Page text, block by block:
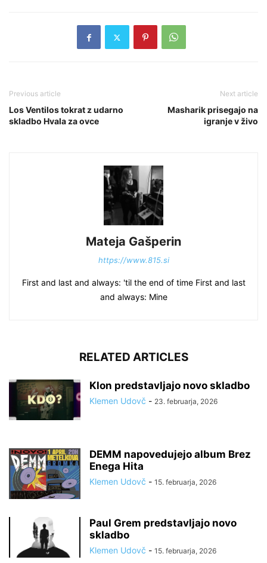
Previous article
Los Ventilos tokrat z udarno
skladbo Hvala za ovce
Next article
Masharik prisegajo na
igranje v živo
Mateja Gašperin
https://www.815.si
First and last and always: 'til the end of time First and last
and always: Mine
RELATED ARTICLES
Klon predstavljajo novo skladbo
Klemen Udovč - 23. februarja, 2026
DEMM napovedujejo album Brez
Enega Hita
Klemen Udovč - 15. februarja, 2026
Paul Grem predstavljajo novo
skladbo
Klemen Udovč - 15. februarja, 2026